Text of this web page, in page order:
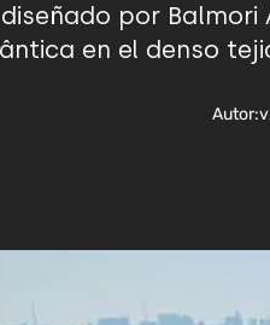
por
en el denso
Autor: